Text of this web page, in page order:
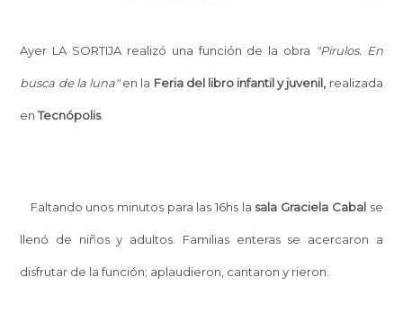
Ayer LA SORTIJA realizó una función de la obra "Pirulos. En
busca de la luna"en la Feria del libro infantil y juvenil, realizada
enTecnópolis.
Faltando unos minutos para las 16hs la sala Graciela Cabal se
llenó de niños y adultos. Familias enteras se acercaron a
disfrutar de la función; aplaudieron, cantaron y rieron.